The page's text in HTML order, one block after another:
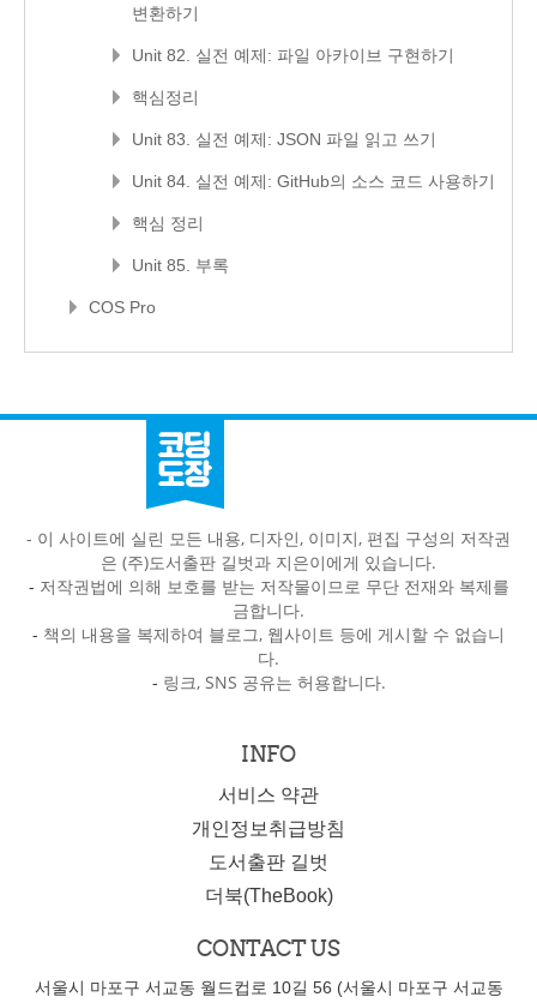
변환하기
Unit 82. 실전 예제: 파일 아카이브 구현하기
핵심정리
Unit 83. 실전 예제: JSON 파일 읽고 쓰기
Unit 84. 실전 예제: GitHub의 소스 코드 사용하기
핵심 정리
Unit 85. 부록
COS Pro
- 이 사이트에 실린 모든 내용, 디자인, 이미지, 편집 구성의 저작권
은 (주)도서출판 길벗과 지은이에게 있습니다.
- 저작권법에 의해 보호를 받는 저작물이므로 무단 전재와 복제를
금합니다.
- 책의 내용을 복제하여 블로그, 웹사이트 등에 게시할 수 없습니
다.
- 링크, SNS 공유는 허용합니다.
INFO
서비스 약관
개인정보취급방침
도서출판 길벗
더북(TheBook)
CONTACT US
서울시 마포구 서교동 월드컵로 10길 56 (서울시 마포구 서교동